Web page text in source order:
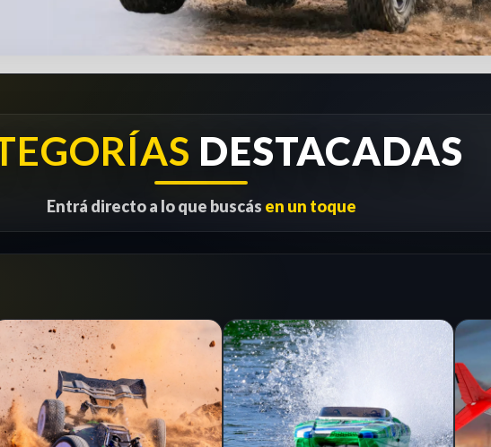
DESTACADAS
Entrá directo a lo que buscás en un toque
1/8 RC